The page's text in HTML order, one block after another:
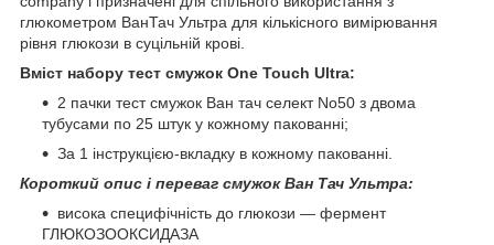
глюкометром ВанТач Ультра для кількісного вимірювання
рівня глюкози в суцільній крові.
Вміст набору тест смужок One Touch Ultra:
2 пачки тест смужок Ван тач селект No50 з двома
тубусами по 25 штук у кожному пакованні;
За 1 інструкцією-вкладку в кожному пакованні.
Короткий опис і переваг смужок Ван Тач Ультра:
висока специфічність до глюкози — фермент
ГЛЮКОЗООКСИДАЗА